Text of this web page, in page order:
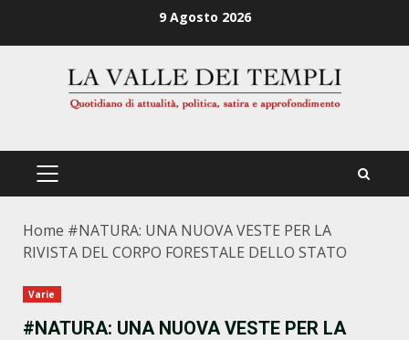
9 Agosto 2026
PRIMÄRES
Home #NATURA: UNA NUOVA VESTE PER LA
RIVISTA DEL CORPO FORESTALE DELLO STATO
Varie
#NATURA: UNA NUOVA VESTE PER LA